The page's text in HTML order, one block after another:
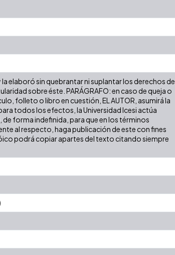
elaboró sin quebrantar ni suplantar los derechos de
sobre éste. PARÁGRAFO: en caso de queja o
folleto o libro en cuestión, EL AUTOR, asumirá la
todos los efectos, la Universidad Icesi actúa
forma indefinida, para que en los términos
al respecto, haga publicación de este con fines
podrá copiar apartes del texto citando siempre